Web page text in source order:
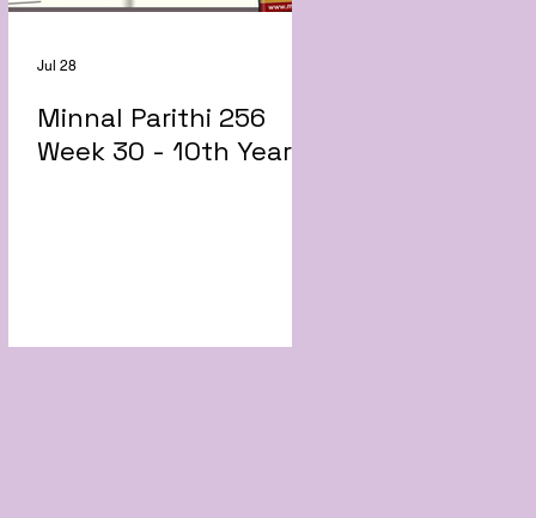
Minnal Parithi 256
Week 30 - 10th Year
Jul 28